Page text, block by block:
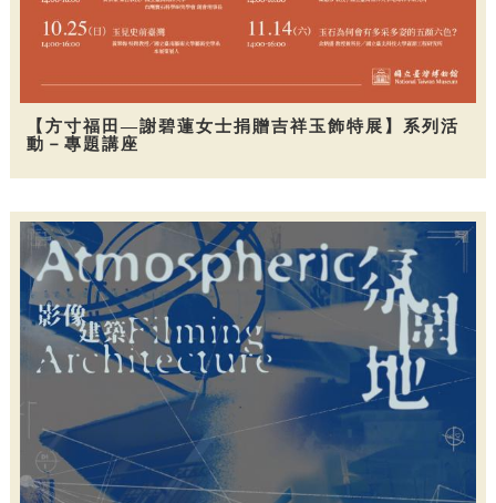
【方寸福田—謝碧蓮女士捐贈吉祥玉飾特展】系列活
動－專題講座